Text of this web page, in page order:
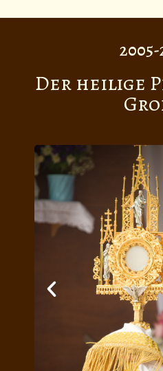
2005-
Der heilige